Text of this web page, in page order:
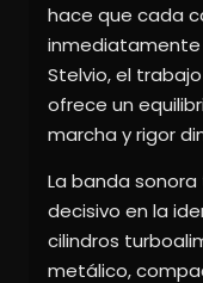
hace que cada
inmediatamente
Stelvio, el
ofrece un
marcha y rigor
La banda
decisivo en la
cilindros
metálico,